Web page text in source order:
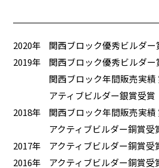
2020年
関西ブロック優秀ビルダー
2019年
関西ブロック優秀ビルダー
関西ブロック年間販売実績
アティブビルダー銀賞受賞
2018年
関西ブロック年間販売実績
アクティブビルダー銅賞受
2017年
アクティブビルダー銅賞受
2016年
アクティブビルダー銅賞受